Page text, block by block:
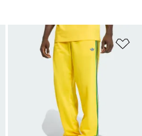
Dodaj do listy życzeń